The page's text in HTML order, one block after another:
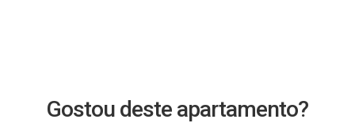
Gostou deste apartamento?